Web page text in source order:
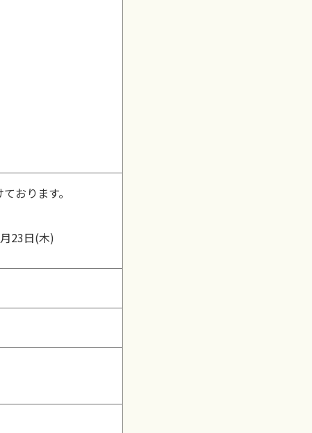
おります。
23日(木)